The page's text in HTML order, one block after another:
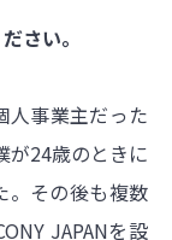
さい。
人事業主だった
が24歳のときに
。その後も複数
JAPANを設